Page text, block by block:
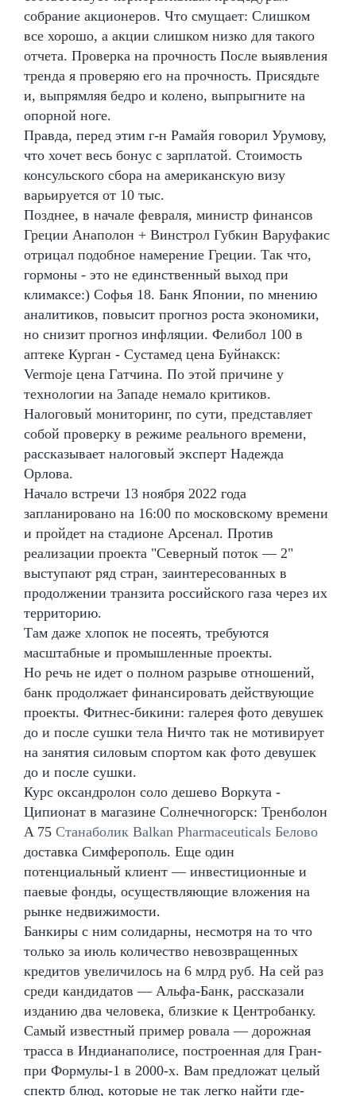
собрание акционеров. Что смущает: Слишком
все хорошо, а акции слишком низко для такого
отчета. Проверка на прочность После выявления
тренда я проверяю его на прочность. Присядьте
и, выпрямляя бедро и колено, выпрыгните на
опорной ноге.
Правда, перед этим г-н Рамайя говорил Урумову,
что хочет весь бонус с зарплатой. Стоимость
консульского сбора на американскую визу
варьируется от 10 тыс.
Позднее, в начале февраля, министр финансов
Греции Анаполон + Винстрол Губкин Варуфакис
отрицал подобное намерение Греции. Так что,
гормоны - это не единственный выход при
климаксе:) Софья 18. Банк Японии, по мнению
аналитиков, повысит прогноз роста экономики,
но снизит прогноз инфляции. Фелибол 100 в
аптеке Курган - Сустамед цена Буйнакск:
Vermoje цена Гатчина. По этой причине у
технологии на Западе немало критиков.
Налоговый мониторинг, по сути, представляет
собой проверку в режиме реального времени,
рассказывает налоговый эксперт Надежда
Орлова.
Начало встречи 13 ноября 2022 года
запланировано на 16:00 по московскому времени
и пройдет на стадионе Арсенал. Против
реализации проекта "Северный поток — 2"
выступают ряд стран, заинтересованных в
продолжении транзита российского газа через их
территорию.
Там даже хлопок не посеять, требуются
масштабные и промышленные проекты.
Но речь не идет о полном разрыве отношений,
банк продолжает финансировать действующие
проекты. Фитнес-бикини: галерея фото девушек
до и после сушки тела Ничто так не мотивирует
на занятия силовым спортом как фото девушек
до и после сушки.
Курс оксандролон соло дешево Воркута -
Ципионат в магазине Солнечногорск: Тренболон
A 75 Станаболик Balkan Pharmaceuticals Белово
доставка Симферополь. Еще один
потенциальный клиент — инвестиционные и
паевые фонды, осуществляющие вложения на
рынке недвижимости.
Банкиры с ним солидарны, несмотря на то что
только за июль количество невозвращенных
кредитов увеличилось на 6 млрд руб. На сей раз
среди кандидатов — Альфа-Банк, рассказали
изданию два человека, близкие к Центробанку.
Самый известный пример ровала — дорожная
трасса в Индианаполисе, построенная для Гран-
при Формулы-1 в 2000-х. Вам предложат целый
спектр блюд, которые не так легко найти где-